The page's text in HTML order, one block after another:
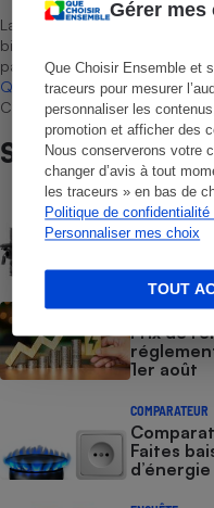
Gérer mes
Que Choisir Ensemble et
traceurs pour mesurer
personnaliser les
promotion et afficher des
Nous conserverons votre
changer d’avis à tout
les traceurs » en bas de
Politique de
Personnaliser mes choix
TOUT
La sélection de produits ou
bien que non-exhaustive. À
par Bureau Veritas
Que Choisir, il n’existe
Choisir Ensemble et les
Sur le même sujet
COMMENT
Batteries
ACTUALITÉ
Prix de
1er août
COMPARATEUR
Faites
d’énergie